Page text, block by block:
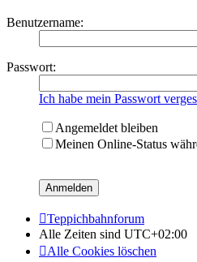
Benutzername:
Passwort:
Ich habe mein Passwort
Angemeldet bleiben
Meinen Online-Status
Teppichbahnforum
Alle Zeiten sind UTC+02:00
Alle Cookies löschen